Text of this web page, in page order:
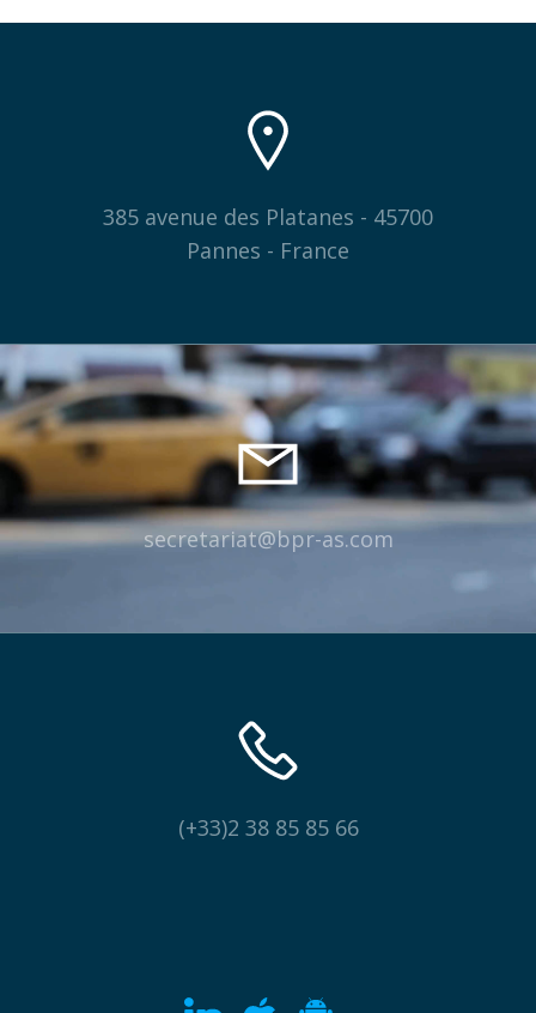
385 avenue des Platanes - 45700
Pannes - France
secretariat@bpr-as.com
(+33)2 38 85 85 66